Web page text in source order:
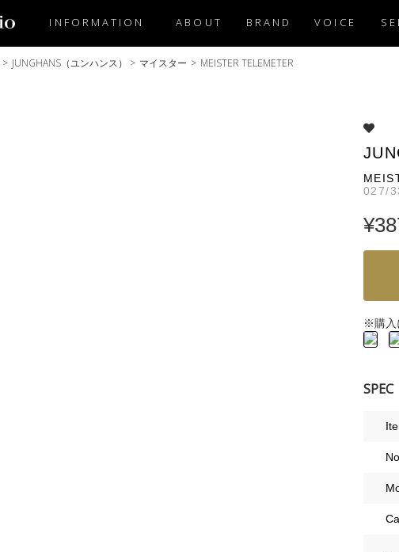
INFORMATION ABOUT BRAND VOICE
> JUNGHANS（ユンハンス） > マイスター > MEISTER TELEMETER
027/
※購
SPEC
No.